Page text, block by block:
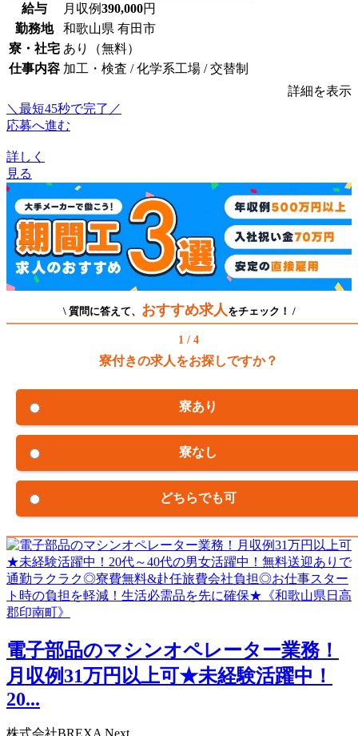
給与 月収例390,000円
勤務地
和歌山県 有田市
寮・社宅 あり（無料）
仕事内容 加工・検査 / 化学系工場 / 交替制
詳細を表示
＼最短45秒で完了／
応募へ進む
詳しく
見る
\ 質問に答えて、 おすすめ求人 をチェック！ /
1 / 4
寮付きの求人をお探しですか？
寮あり
寮なし
どちらでも可
電子部品のマシンオペレーター業務！
月収例31万円以上可★未経験活躍中！
20...